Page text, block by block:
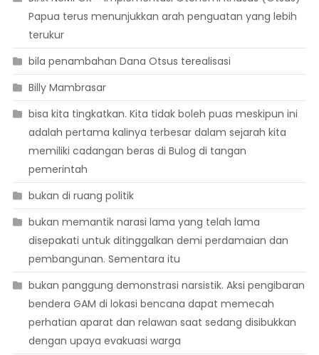
Papua terus menunjukkan arah penguatan yang lebih
terukur
bila penambahan Dana Otsus terealisasi
Billy Mambrasar
bisa kita tingkatkan. Kita tidak boleh puas meskipun ini
adalah pertama kalinya terbesar dalam sejarah kita
memiliki cadangan beras di Bulog di tangan
pemerintah
bukan di ruang politik
bukan memantik narasi lama yang telah lama
disepakati untuk ditinggalkan demi perdamaian dan
pembangunan. Sementara itu
bukan panggung demonstrasi narsistik. Aksi pengibaran
bendera GAM di lokasi bencana dapat memecah
perhatian aparat dan relawan saat sedang disibukkan
dengan upaya evakuasi warga